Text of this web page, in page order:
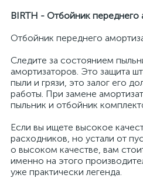
BIRTH - Отбойник переднего
Отбойник переднего
Следите за состоянием
амортизаторов. Это защита
пыли и грязи, это залог его
работы. При замене
пыльник и отбойник
Если вы ищете высокое
расходников, но устали от
о высоком качестве, вам
именно на этого
уже практически легенда.